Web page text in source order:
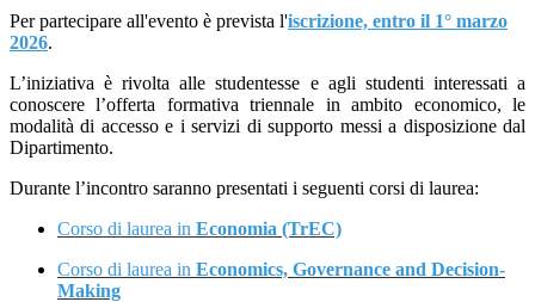
Per partecipare all'evento è prevista l'iscrizione, entro il 1° marzo
2026.
L’iniziativa è rivolta alle studentesse e agli studenti interessati a
conoscere l’offerta formativa triennale in ambito economico, le
modalità di accesso e i servizi di supporto messi a disposizione dal
Dipartimento.
Durante l’incontro saranno presentati i seguenti corsi di laurea:
Corso di laurea in Economia (TrEC)
Corso di laurea in Economics, Governance and Decision-
Making